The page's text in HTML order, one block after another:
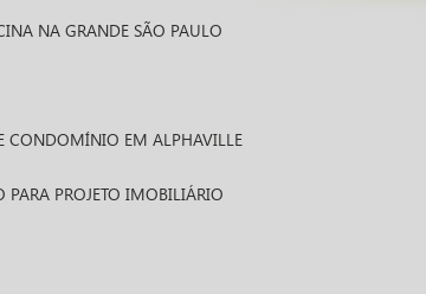
NA GRANDE SÃO PAULO
CONDOMÍNIO EM ALPHAVILLE
PARA PROJETO IMOBILIÁRIO